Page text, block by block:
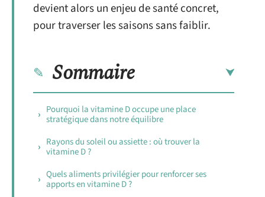
devient alors un enjeu de santé concret,
pour traverser les saisons sans faiblir.
Sommaire
Pourquoi la vitamine D occupe une place
stratégique dans notre équilibre
Rayons du soleil ou assiette : où trouver la
vitamine D ?
Quels aliments privilégier pour renforcer ses
apports en vitamine D ?